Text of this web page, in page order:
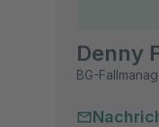
Denny
BG-